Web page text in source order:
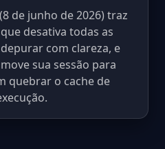
de junho de 2026) traz
desativa todas as
com clareza, e
sua sessão para
quebrar o cache de